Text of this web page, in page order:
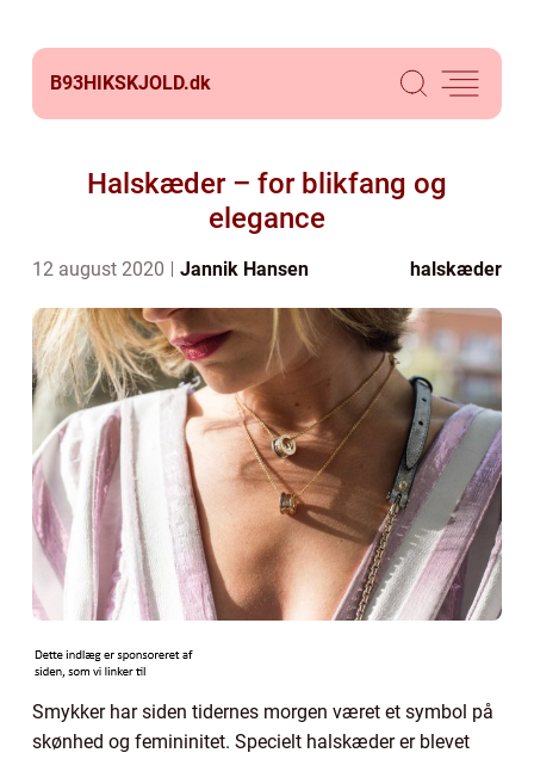
B93HIKSKJOLD.dk
Halskæder – for blikfang og
elegance
12 august 2020 Jannik Hansen halskæder
Smykker har siden tidernes morgen været et symbol på
skønhed og femininitet. Specielt halskæder er blevet